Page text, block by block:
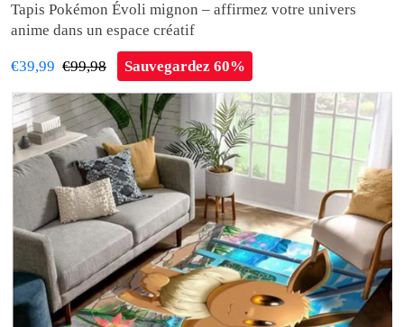
Tapis Pokémon Évoli mignon – affirmez votre univers
anime dans un espace créatif
€39,99 €99,98 Sauvegardez 60%